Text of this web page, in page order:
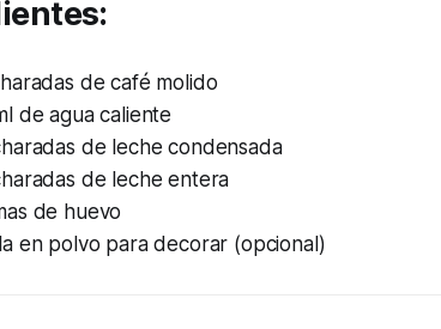
de café molido
de agua caliente
de leche condensada
de leche entera
de huevo
en polvo para decorar (opcional)